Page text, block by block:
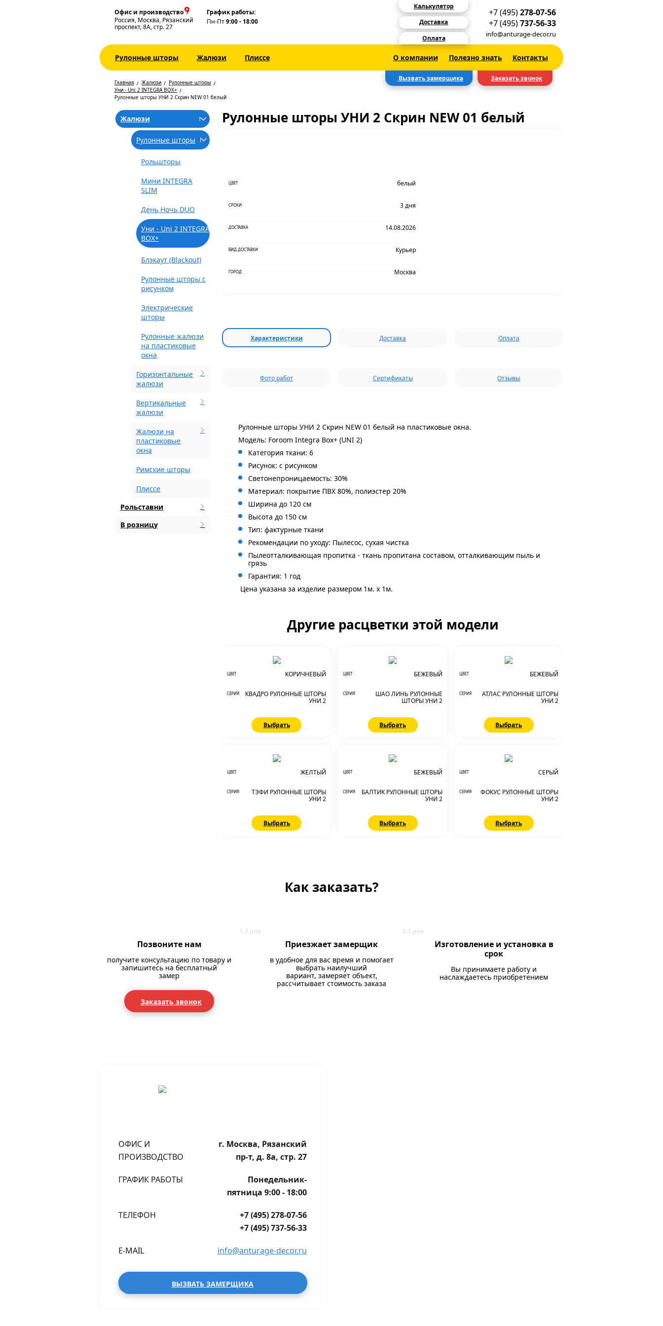
Офис и производство
Россия, Москва, Рязанский
проспект, 8А, стр. 27
График работы:
Пн-Пт9:00 - 18:00
Калькулятор
Доставка
Оплата
+7 (495)278-07-56
+7 (495)737-56-33
info@anturage-decor.ru
Рулонные шторы Жалюзи Плиссе О компании Полезно знать Контакты
Вызвать замерщика Заказать звонок
Главная Жалюзи
Рулонные шторы
Уни - Uni 2 INTEGRA BOX+
Рулонные шторы УНИ 2 Скрин NEW 01 белый
Жалюзи
Рулонные шторы
Рольшторы
Мини INTEGRA
SLIM
День Ночь DUO
Уни - Uni 2 INTEGRA
BOX+
Блэкаут (Blackout)
Рулонные шторы с
рисунком
Электрические
шторы
Рулонные жалюзи
на пластиковые
окна
Горизонтальные
жалюзи
Вертикальные
жалюзи
Жалюзи на
пластиковые
окна
Римские шторы
Плиссе
Рольставни
В розницу
Рулонные шторы УНИ 2 Скрин NEW 01 белый
ЦВЕТ белый
СРОКИ 3 дня
ДОСТАВКА 14.08.2026
ВИД ДОСТАВКИ Курьер
ГОРОД Москва
Характеристики Доставка Оплата
Фото работ Сертификаты Отзывы
Рулонные шторы УНИ 2 Скрин NEW 01 белый на пластиковые окна.
Модель: Foroom Integra Box+ (UNI 2)
Категория ткани: 6
Рисунок: с рисунком
Светонепроницаемость: 30%
Материал: покрытие ПВХ 80%, полиэстер 20%
Ширина до 120 см
Высота до 150 см
Тип: фактурные ткани
Рекомендации по уходу: Пылесос, сухая чистка
Пылеотталкивающая пропитка - ткань пропитана составом, отталкивающим пыль и
грязь
Гарантия: 1 год
Цена указана за изделие размером 1м. x 1м.
Другие расцветки этой модели
ЦВЕТ КОРИЧНЕВЫЙ
СЕРИЯ
КВАДРО РУЛОННЫЕ ШТОРЫ
УНИ 2
Выбрать
ЦВЕТ БЕЖЕВЫЙ
СЕРИЯ
ШАО ЛИНЬ РУЛОННЫЕ
ШТОРЫ УНИ 2
Выбрать
ЦВЕТ БЕЖЕВЫЙ
СЕРИЯ
АТЛАС РУЛОННЫЕ ШТОРЫ
УНИ 2
Выбрать
ЦВЕТ ЖЕЛТЫЙ
СЕРИЯ
ТЭФИ РУЛОННЫЕ ШТОРЫ
УНИ 2
Выбрать
ЦВЕТ БЕЖЕВЫЙ
СЕРИЯ
БАЛТИК РУЛОННЫЕ ШТОРЫ
УНИ 2
Выбрать
ЦВЕТ СЕРЫЙ
СЕРИЯ
ФОКУС РУЛОННЫЕ ШТОРЫ
УНИ 2
Выбрать
Как заказать?
Позвоните нам
получите консультацию по товару и
запишитесь на бесплатный
замер
Заказать звонок
Приезжает замерщик
в удобное для вас время и помогает
выбрать наилучший
вариант, замеряет объект,
рассчитывает стоимость заказа
Изготовление и установка в
срок
Вы принимаете работу и
наслаждаетесь приобретением
ОФИС И
ПРОИЗВОДСТВО
г. Москва, Рязанский
пр-т, д. 8а, стр. 27
ГРАФИК РАБОТЫ
Понедельник-
пятница 9:00 - 18:00
ТЕЛЕФОН
+7 (495) 278-07-56
+7 (495) 737-56-33
E-MAIL info@anturage-decor.ru
ВЫЗВАТЬ ЗАМЕРЩИКА